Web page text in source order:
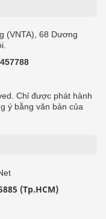
(VNTA), 68 Dương
Chỉ được phát hành
ý bằng văn bản của
(Tp.HCM)